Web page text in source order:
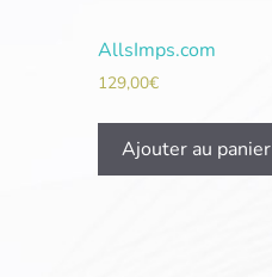
AllsImps.com
129,00€
Ajouter au panier